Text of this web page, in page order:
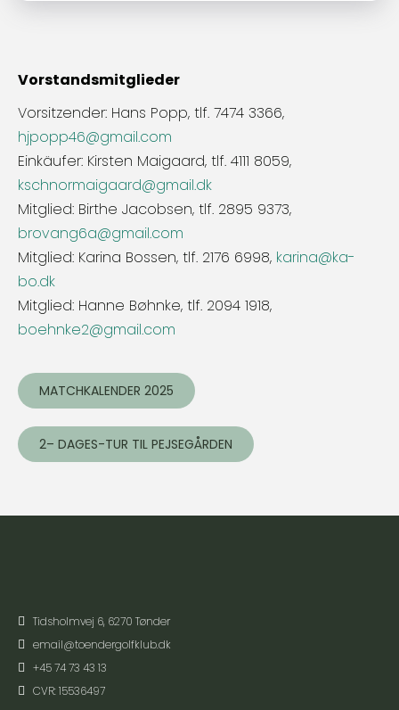
Vorstandsmitglieder
Vorsitzender: Hans Popp, tlf. 7474 3366,
hjpopp46@gmail.com
Einkäufer: Kirsten Maigaard, tlf. 4111 8059,
kschnormaigaard@gmail.dk
Mitglied: Birthe Jacobsen, tlf. 2895 9373,
brovang6a@gmail.com
Mitglied: Karina Bossen, tlf. 2176 6998, karina@ka-
bo.dk
Mitglied: Hanne Bøhnke, tlf. 2094 1918,
boehnke2@gmail.com
MATCHKALENDER 2025
2– DAGES-TUR TIL PEJSEGÅRDEN
Tidsholmvej 6, 6270 Tønder
email@toendergolfklub.dk
+45 74 73 43 13
CVR: 15536497